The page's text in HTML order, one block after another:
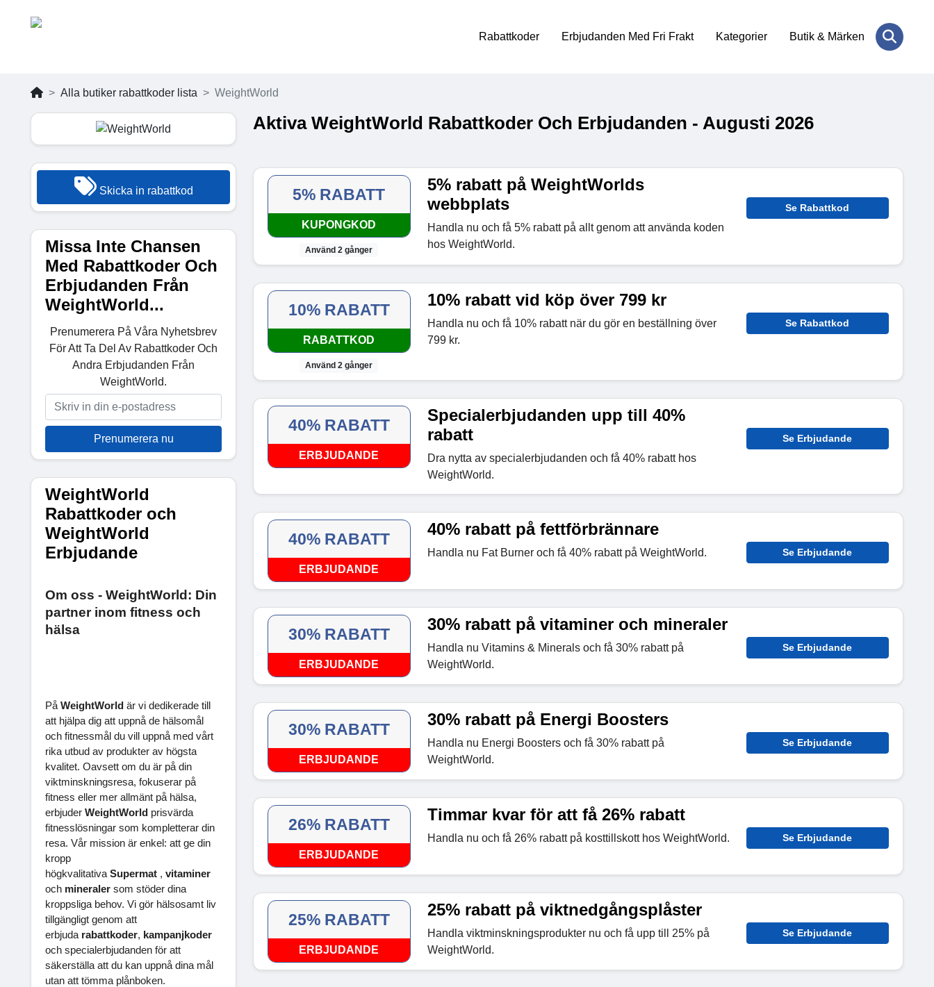
Rabattkoder Erbjudanden Med Fri Frakt Kategorier Butik & Märken
Alla butiker rabattkoder lista WeightWorld
Skicka in rabattkod
Missa Inte Chansen
Med Rabattkoder Och
Erbjudanden Från
WeightWorld...
Prenumerera På Våra Nyhetsbrev
För Att Ta Del Av Rabattkoder Och
Andra Erbjudanden Från
WeightWorld.
Prenumerera nu
WeightWorld
Rabattkoder och
WeightWorld
Erbjudande
Om oss - WeightWorld: Din
partner inom fitness och
hälsa
På WeightWorld är vi dedikerade till
att hjälpa dig att uppnå de hälsomål
och fitnessmål du vill uppnå med vårt
rika utbud av produkter av högsta
kvalitet. Oavsett om du är på din
viktminskningsresa, fokuserar på
fitness eller mer allmänt på hälsa,
erbjuder WeightWorld prisvärda
fitnesslösningar som kompletterar din
resa. Vår mission är enkel: att ge din
kropp
högkvalitativa Supermat , vitaminer
och mineraler som stöder dina
kroppsliga behov. Vi gör hälsosamt liv
tillgängligt genom att
erbjuda rabattkoder, kampanjkoder
och specialerbjudanden för att
säkerställa att du kan uppnå dina mål
utan att tömma plånboken.
Aktiva WeightWorld Rabattkoder Och Erbjudanden - Augusti 2026
5% RABATT
KUPONGKOD
Använd 2 gånger
5% rabatt på WeightWorlds
webbplats
Handla nu och få 5% rabatt på allt genom att använda koden
hos WeightWorld.
Se Rabattkod
10% RABATT
RABATTKOD
Använd 2 gånger
10% rabatt vid köp över 799 kr
Handla nu och få 10% rabatt när du gör en beställning över
799 kr.
Se Rabattkod
40% RABATT
ERBJUDANDE
Specialerbjudanden upp till 40%
rabatt
Dra nytta av specialerbjudanden och få 40% rabatt hos
WeightWorld.
Se Erbjudande
40% RABATT
ERBJUDANDE
40% rabatt på fettförbrännare
Handla nu Fat Burner och få 40% rabatt på WeightWorld. Se Erbjudande
30% RABATT
ERBJUDANDE
30% rabatt på vitaminer och mineraler
Handla nu Vitamins & Minerals och få 30% rabatt på
WeightWorld.
Se Erbjudande
30% RABATT
ERBJUDANDE
30% rabatt på Energi Boosters
Handla nu Energi Boosters och få 30% rabatt på
WeightWorld.
Se Erbjudande
26% RABATT
ERBJUDANDE
Timmar kvar för att få 26% rabatt
Handla nu och få 26% rabatt på kosttillskott hos WeightWorld. Se Erbjudande
25% RABATT
ERBJUDANDE
25% rabatt på viktnedgångsplåster
Handla viktminskningsprodukter nu och få upp till 25% på
WeightWorld.
Se Erbjudande